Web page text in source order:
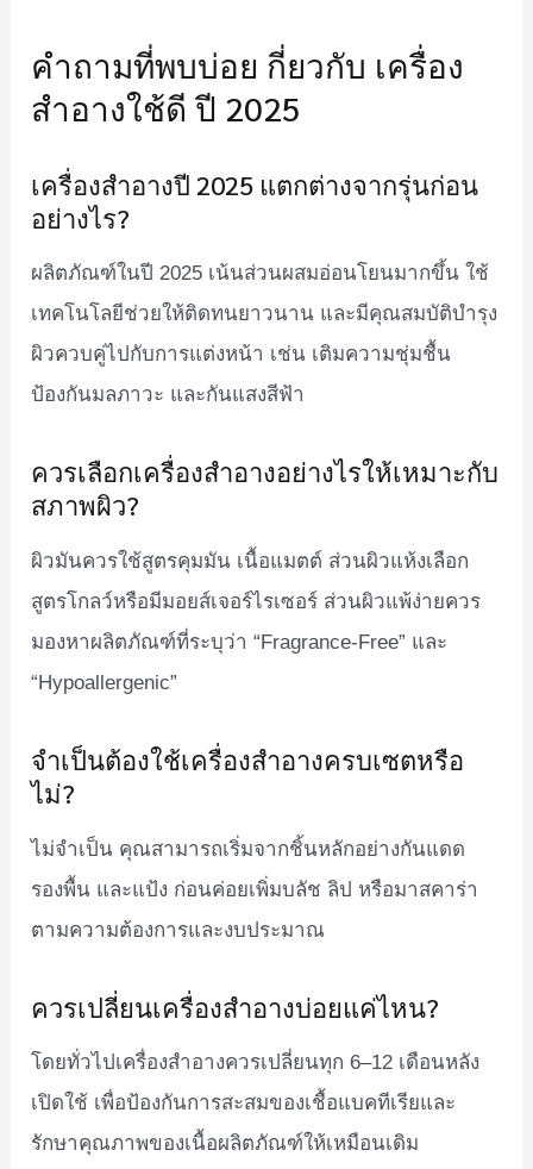
คำถามที่พบบ่อย กี่ยวกับ เครื่อง
สำอางใช้ดี ปี 2025
เครื่องสำอางปี 2025 แตกต่างจากรุ่นก่อน
อย่างไร?
ผลิตภัณฑ์ในปี 2025 เน้นส่วนผสมอ่อนโยนมากขึ้น ใช้
เทคโนโลยีช่วยให้ติดทนยาวนาน และมีคุณสมบัติบำรุง
ผิวควบคู่ไปกับการแต่งหน้า เช่น เติมความชุ่มชื้น
ป้องกันมลภาวะ และกันแสงสีฟ้า
ควรเลือกเครื่องสำอางอย่างไรให้เหมาะกับ
สภาพผิว?
ผิวมันควรใช้สูตรคุมมัน เนื้อแมตต์ ส่วนผิวแห้งเลือก
สูตรโกลว์หรือมีมอยส์เจอร์ไรเซอร์ ส่วนผิวแพ้ง่ายควร
มองหาผลิตภัณฑ์ที่ระบุว่า “Fragrance-Free” และ
“Hypoallergenic”
จำเป็นต้องใช้เครื่องสำอางครบเซตหรือ
ไม่?
ไม่จำเป็น คุณสามารถเริ่มจากชิ้นหลักอย่างกันแดด
รองพื้น และแป้ง ก่อนค่อยเพิ่มบลัช ลิป หรือมาสคาร่า
ตามความต้องการและงบประมาณ
ควรเปลี่ยนเครื่องสำอางบ่อยแค่ไหน?
โดยทั่วไปเครื่องสำอางควรเปลี่ยนทุก 6–12 เดือนหลัง
เปิดใช้ เพื่อป้องกันการสะสมของเชื้อแบคทีเรียและ
รักษาคุณภาพของเนื้อผลิตภัณฑ์ให้เหมือนเดิม